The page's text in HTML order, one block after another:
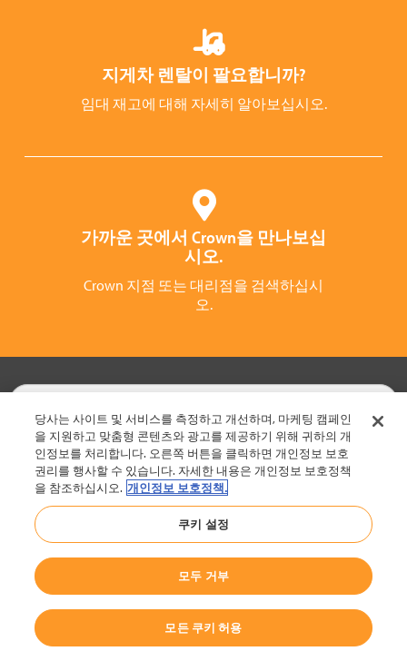
지게차 렌탈이 팔요합니까?
임대 재고에 대해 자세히 알아보십시오.
가까운 곳에서 Crown을 만나보십
시오.
Crown 지점 또는 대리점을 검색하십시
오.
지게차
Crown의 다른 서비스
크라운 소개
자세한 정보 요청
당사는 사이트 및 서비스를 측정하고 개선하며, 마케팅 캠페인
을 지원하고 맞춤형 콘텐츠와 광고를 제공하기 위해 귀하의 개
인정보를 처리합니다. 오른쪽 버튼을 클릭하면 개인정보 보호
권리를 행사할 수 있습니다. 자세한 내용은 개인정보 보호정책
을 참조하십시오. 개인정보 보호정책.
쿠키 설정
모두 거부
모든 쿠키 허용